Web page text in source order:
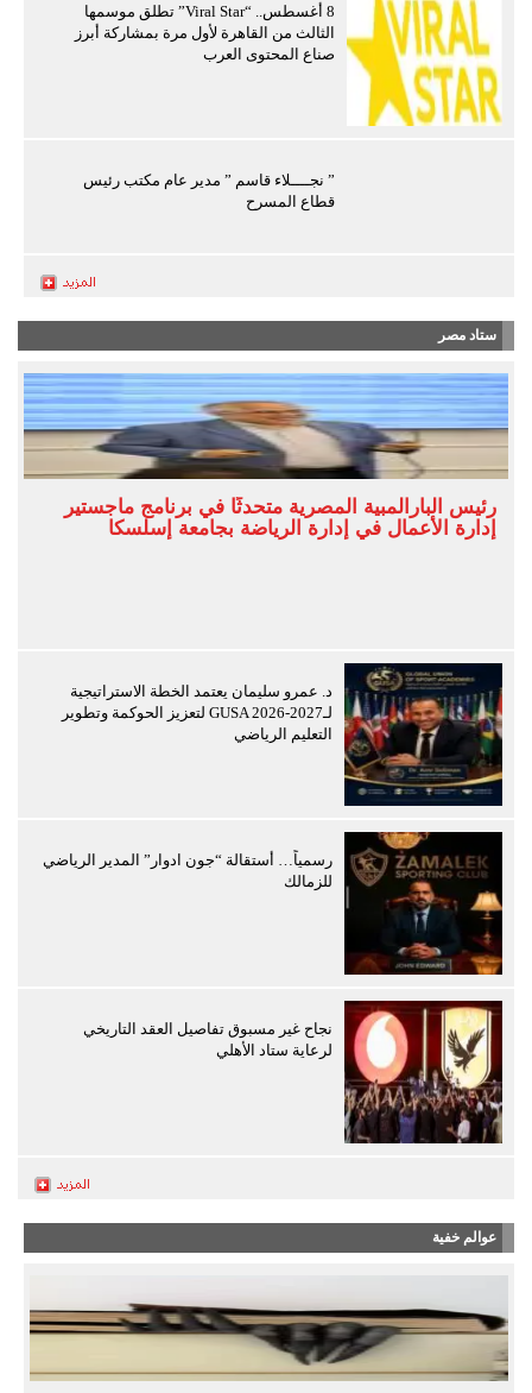
8 أغسطس.. “Viral Star” تطلق موسمها
الثالث من القاهرة لأول مرة بمشاركة أبرز
صناع المحتوى العرب
” نجــــلاء قاسم ” مدير عام مكتب رئيس
قطاع المسرح
ستاد مصر
رئيس البارالمبية المصرية متحدثًا في برنامج ماجستير
إدارة الأعمال في إدارة الرياضة بجامعة إسلسكا
د. عمرو سليمان يعتمد الخطة الاستراتيجية
لـGUSA 2026-2027 لتعزيز الحوكمة وتطوير
التعليم الرياضي
رسمياً… أستقالة “جون ادوار” المدير الرياضي
للزمالك
نجاح غير مسبوق تفاصيل العقد التاريخي
لرعاية ستاد الأهلي
عوالم خفية